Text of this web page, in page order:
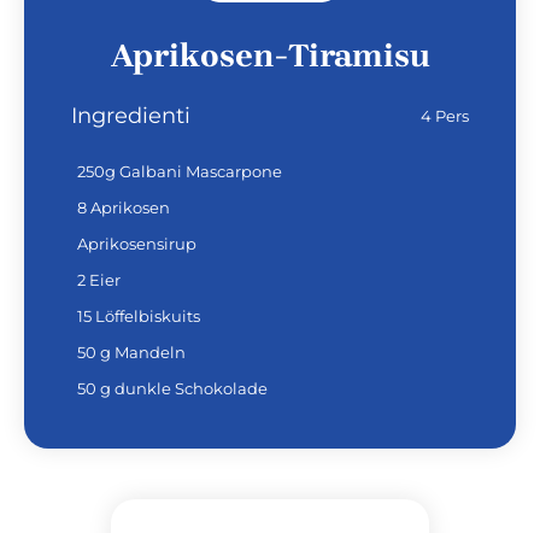
Aprikosen-Tiramisu
Ingredienti 4 Pers
250g Galbani Mascarpone
8 Aprikosen
Aprikosensirup
2 Eier
15 Löffelbiskuits
50 g Mandeln
50 g dunkle Schokolade